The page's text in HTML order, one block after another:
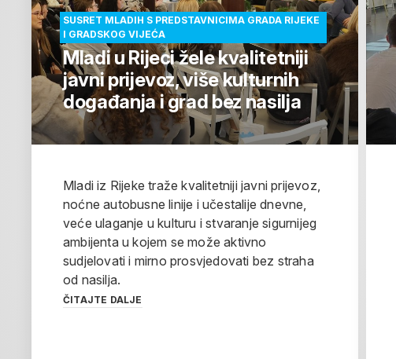
SUSRET MLADIH S PREDSTAVNICIMA GRADA RIJEKE
I GRADSKOG VIJEĆA
Mladi u Rijeci žele kvalitetniji
javni prijevoz, više kulturnih
događanja i grad bez nasilja
Mladi iz Rijeke traže kvalitetniji javni prijevoz,
noćne autobusne linije i učestalije dnevne,
veće ulaganje u kulturu i stvaranje sigurnijeg
ambijenta u kojem se može aktivno
sudjelovati i mirno prosvjedovati bez straha
od nasilja.
ČITAJTE DALJE